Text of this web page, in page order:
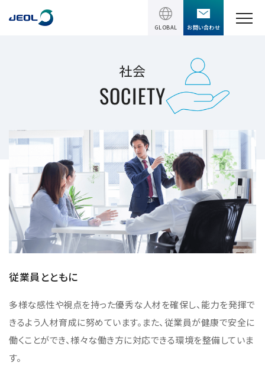
電子顕微鏡 総合
透過電子顕微鏡 (TEM)
TEM周辺機器
走査電子顕微鏡 (SEM)
断面試料作製装置 (CP)
集束イオンビーム加工観察装置 (FIB)
電子プローブマイクロアナライザー (EPMA)
オージェマイクロプローブ (Auger)
サービス＆サポート
サービス＆サポート
装置利用サポート
講習
受託分析
設置環境対策
保守契約
リース
ソリューション
ソリューション
半導体
電機・電子部品
化学
イベント・セミナー
イベント・セミナー
最新のイベント・展示会
ウェビナーアーカイブ
会社情報
会社情報
会社概要
ご挨拶
経営理念
IR情報
サステナビリティ
採用情報
GLOBAL お問い合わせ
社会
SOCIETY
従業員とともに
多様な感性や視点を持った優秀な人材を確保し、能力を発揮で
きるよう人材育成に努めています。また、従業員が健康で安全に
働くことができ、様々な働き方に対応できる環境を整備していま
す。